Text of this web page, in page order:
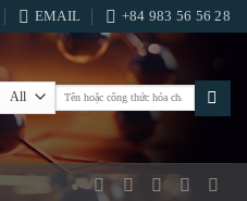
EMAIL +84 983 56 56 28
Tìm
kiếm: